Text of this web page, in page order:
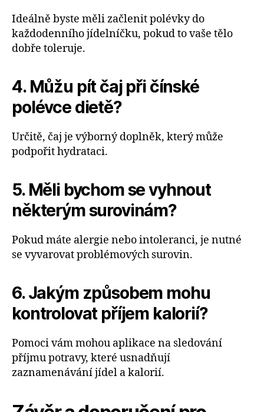
Ideálně byste měli začlenit polévky do
každodenního jídelníčku, pokud to vaše tělo
dobře toleruje.
4. Můžu pít čaj při čínské
polévce dietě?
Určitě, čaj je výborný doplněk, který může
podpořit hydrataci.
5. Měli bychom se vyhnout
některým surovinám?
Pokud máte alergie nebo intoleranci, je nutné
se vyvarovat problémových surovin.
6. Jakým způsobem mohu
kontrolovat příjem kalorií?
Pomoci vám mohou aplikace na sledování
příjmu potravy, které usnadňují
zaznamenávání jídel a kalorií.